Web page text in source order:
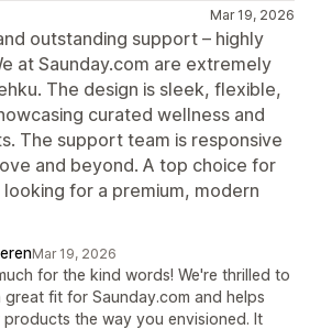
Mar 19, 2026
outstanding support – highly
at Saunday.com are extremely
The design is sleek, flexible,
curated wellness and
The support team is responsive
and beyond. A top choice for
for a premium, modern
Mar 19, 2026
for the kind words! We're thrilled to
great fit for Saunday.com and helps
the way you envisioned. It